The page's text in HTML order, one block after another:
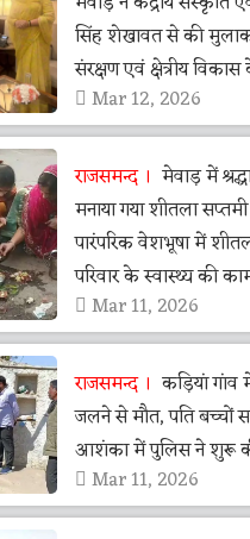
सिंह शेखावत से की
संरक्षण एवं क्षेत्रीय विकास
Mar 12, 2026
राजसमन्द
मेवाड़ में
मनाया गया शीतला
पारंपरिक वेशभूषा में
परिवार के स्वास्थ्य की
Mar 11, 2026
राजसमन्द
कड़ियां गांव
जलने से मौत, पति बच्चों
आशंका में पुलिस ने शुरू
Mar 11, 2026